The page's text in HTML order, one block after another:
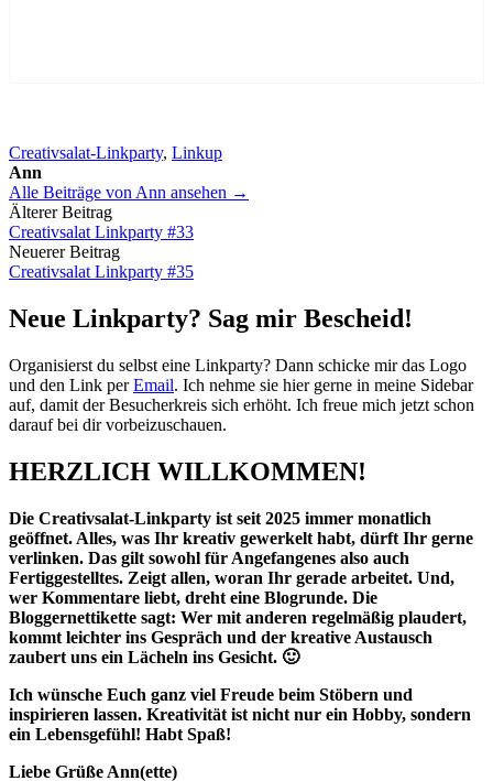
Creativsalat-Linkparty, Linkup
Ann
Alle Beiträge von Ann ansehen →
Beitrags-
Navigation
Älterer Beitrag
Creativsalat Linkparty #33
Neuerer Beitrag
Creativsalat Linkparty #35
Neue Linkparty? Sag mir Bescheid!
Organisierst du selbst eine Linkparty? Dann schicke mir das Logo
und den Link perEmail. Ich nehme sie hier gerne in meine Sidebar
auf, damit der Besucherkreis sich erhöht. Ich freue mich jetzt schon
darauf bei dir vorbeizuschauen.
HERZLICH WILLKOMMEN!
Die Creativsalat-Linkparty ist seit 2025 immer monatlich
geöffnet. Alles, was Ihr kreativ gewerkelt habt, dürft Ihr gerne
verlinken. Das gilt sowohl für Angefangenes also auch
Fertiggestelltes. Zeigt allen, woran Ihr gerade arbeitet. Und,
wer Kommentare liebt, dreht eine Blogrunde. Die
Bloggernettikette sagt: Wer mit anderen regelmäßig plaudert,
kommt leichter ins Gespräch und der kreative Austausch
zaubert uns ein Lächeln ins Gesicht. 🙂
Ich wünsche Euch ganz viel Freude beim Stöbern und
inspirieren lassen. Kreativität ist nicht nur ein Hobby, sondern
ein Lebensgefühl! Habt Spaß!
Liebe Grüße Ann(ette)